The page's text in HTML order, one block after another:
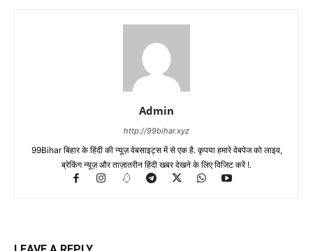
Admin
http://99bihar.xyz
99Bihar बिहार के हिंदी की न्यूज़ वेबसाइट्स में से एक है. कृपया हमारे वेबपेज को लाइव,
ब्रेकिंग न्यूज़ और ताज़ातरीन हिंदी खबर देखने के लिए विजिट करें !.